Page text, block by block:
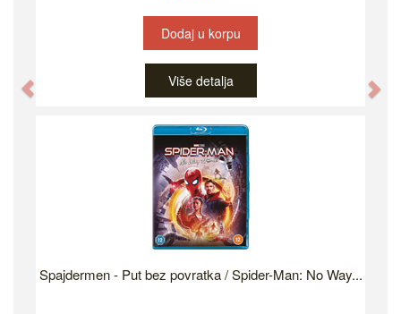
Dodaj u korpu
Više detalja
Spajdermen - Put bez povratka / Spider-Man: No Way...